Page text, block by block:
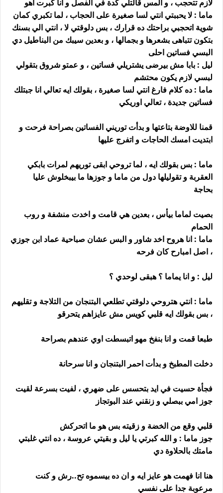
لازم تتحجب ، و المس قالتلي كدة في الفصل و انا كبرت اهو
ماما : لا يحببتي انتي لسا صغيرة على الحجاب ، لما تكبري كمان
شوية اتحجبي براحتك ده قرارك ، بس دلوقتي لا ، انتي الي بسنك
بتكون تتباهى بشعرها و بجمالها ، و بعدين سيبك من البناطيل دي
البسي فساتين احلى
ليل : بابا مش بيرضى يشتريلي فساتين ، و عمتو شروق بتقولي
لبسي لازم يكون محتشم
ماما : ده كلام فارغ انتي لسا صغيرة ، بقولك ايه تعالي انا جبتلك
فساتين جديدة ، تعالي اوريكي
قمنا للاوضة بتاعتها و بدأت توريني الفساتين بصراحة فرحت و
ابتديت امسك الحاجات و اتفرج عليها
ماما : بس بقولك ايه ، لما تروحي ابقى توريهم لمرات بابكي
العقربة و تقوليلها دول من ماما و جوزها ما بيبخلوش عليا
بحاجة
بصيت لماما بيأس ، بعدين هي قامت و اخدت منشفة و روب
الحمام
ماما : انا هروح اخد شاور و البس عشان صباحية عماد ابن جوزي
، اصل امبارح كان فرحه
ليل : و انا يماما ؟ هبقى لوحدي ؟
ماما : انتي هتروحي دلوقتي تطلعي البتنجان من التلاجة و تقليهم
، بس بقولك ايه قلبي كويس مش عايزاهم يتحرقو
طبعا قمت و انا بنفخ مهو اتبسطت اوي عندهم بصراحة
دخلت المطبخ و بدأت احمر البتنجان و انا سرحانة
فجأة حسيت في ايد بتحسس على ضهري ، لفيت بسرعة لقيت
جوز امي ببصلي و زنقني عند البوتجاز
قلبي وقع من الخضة و زقيته بس هو ما اتحركش
جوز ماما : و الله كبرتي يا ليل و بقيتي عروسة ، ده انتي غلبتي
مامتك بالحلاوة دي
هنا انا فهمت هو عايز ايه و ان ده بيسموه تح..رش و كنت
مرعوبة جدا على نفسي